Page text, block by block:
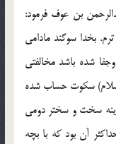
بن عوف فرمود:
بخدا سوگند مادامي
شده باشد مخالفتي
السلام) سكوت حساب شده
سخت و سختر دومي
آن بود كه با بچه